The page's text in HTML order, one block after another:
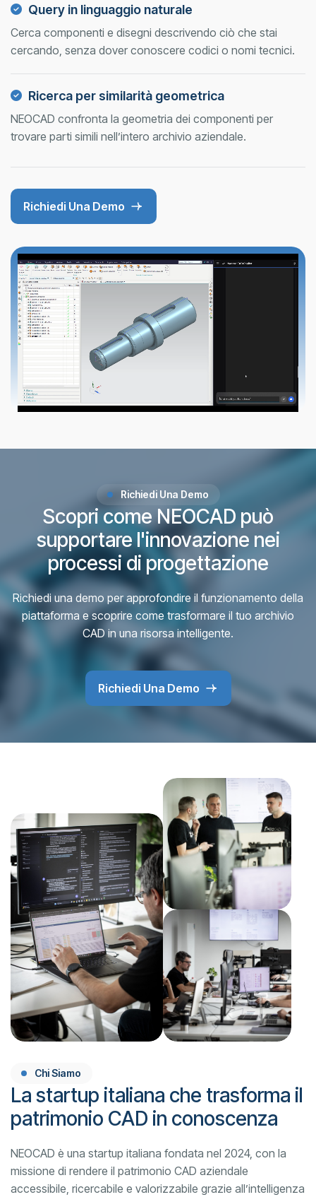
Query in linguaggio naturale
Cerca componenti e disegni descrivendo ciò che stai
cercando, senza dover conoscere codici o nomi tecnici.
Ricerca per similarità geometrica
NEOCAD confronta la geometria dei componenti per
trovare parti simili nell’intero archivio aziendale.
Richiedi Una Demo
Richiedi Una Demo
Scopri come NEOCAD può
supportare l'innovazione nei
processi di progettazione
Richiedi una demo per approfondire il funzionamento della
piattaforma e scoprire come trasformare il tuo archivio
CAD in una risorsa intelligente.
Richiedi Una Demo
Chi Siamo
La startup italiana che trasforma il
patrimonio CAD in conoscenza
NEOCAD è una startup italiana fondata nel 2024, con la
missione di rendere il patrimonio CAD aziendale
accessibile, ricercabile e valorizzabile grazie all’intelligenza